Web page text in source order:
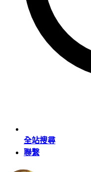
全站搜尋
聯繫